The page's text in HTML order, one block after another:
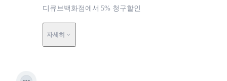
디큐브백화점에서 5% 청구할인
자세히